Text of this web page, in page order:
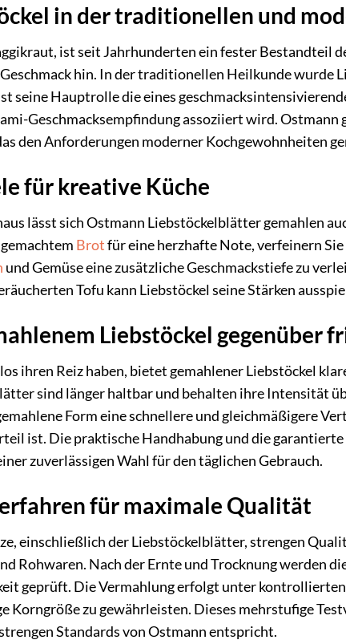
in der traditionellen und
ist seit Jahrhunderten ein fester Bestandteil
hin. In der traditionellen Heilkunde wurde
seine Hauptrolle die eines
Geschmacksempfindung assoziiert wird.
den Anforderungen moderner Kochgewohnheiten
für kreative Küche
lässt sich Ostmann Liebstöckelblätter gemahlen
Brotfür eine herzhafte Note, verfeinern Sie
und Gemüse eine zusätzliche Geschmackstiefe zu
Tofu kann Liebstöckel seine Stärken
Liebstöckel gegenüber
ihren Reiz haben, bietet gemahlener Liebstöckel
sind länger haltbar und behalten ihre Intensität
Form eine schnellere und gleichmäßigere
ist. Die praktische Handhabung und die
zuverlässigen Wahl für den täglichen Gebrauch.
für maximale Qualität
einschließlich der Liebstöckelblätter, strengen
Rohwaren. Nach der Ernte und Trocknung werden
geprüft. Die Vermahlung erfolgt unter
Korngröße zu gewährleisten. Dieses mehrstufige
Standards von Ostmann entspricht.